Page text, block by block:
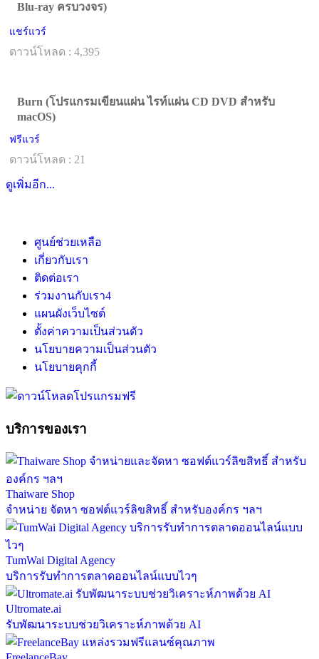
Blu-ray ครบวงจร)
แชร์แวร์
ดาวน์โหลด : 4,395
Burn (โปรแกรมเขียนแผ่น ไรท์แผ่น CD DVD สำหรับ
macOS)
ฟรีแวร์
ดาวน์โหลด : 21
ดูเพิ่มอีก...
ศูนย์ช่วยเหลือ
เกี่ยวกับเรา
ติดต่อเรา
ร่วมงานกับเรา4
แผนผังเว็บไซต์
ตั้งค่าความเป็นส่วนตัว
นโยบายความเป็นส่วนตัว
นโยบายคุกกี้
บริการของเรา
Thaiware Shop
จำหน่าย จัดหา ซอฟต์แวร์ลิขสิทธิ์ สำหรับองค์กร ฯลฯ
TumWai Digital Agency
บริการรับทำการตลาดออนไลน์แบบไวๆ
Ultromate.ai
รับพัฒนาระบบช่วยวิเคราะห์ภาพด้วย AI